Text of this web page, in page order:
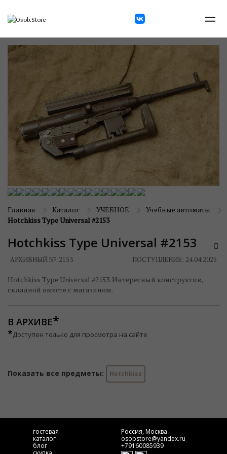
Главная Каталог УЧЕБНОЕ
Учебные автоматы
Hotchkiss Type Universal #2153
Hotchkiss Type Universal #2153
АРХИВНЫЙ №:2153 ПОСТУПЛЕНИЕ: 24.04.2025
Hotchkiss Type Universal #2153. Интересный конструктив,
складной вместе с магазином.
В АРХИВЕ
*Доступен только для просмотра на сайте
Показать все предметы: Hotchkiss
гостевая
каталог
блог
Россия, Москва
osobstore@yandex.ru
+79160085939